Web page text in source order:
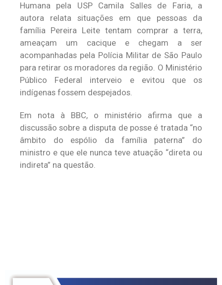
Humana pela USP Camila Salles de Faria, a
autora relata situações em que pessoas da
família Pereira Leite tentam comprar a terra,
ameaçam um cacique e chegam a ser
acompanhadas pela Polícia Militar de São Paulo
para retirar os moradores da região. O Ministério
Público Federal interveio e evitou que os
indígenas fossem despejados.
Em nota à BBC, o ministério afirma que a
discussão sobre a disputa de posse é tratada “no
âmbito do espólio da família paterna” do
ministro e que ele nunca teve atuação “direta ou
indireta” na questão.